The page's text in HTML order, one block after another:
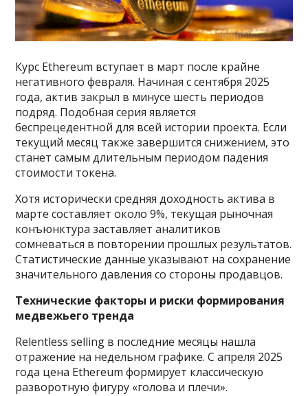
Курс Ethereum вступает в март после крайне
негативного февраля. Начиная с сентября 2025
года, актив закрыл в минусе шесть периодов
подряд. Подобная серия является
беспрецедентной для всей истории проекта. Если
текущий месяц также завершится снижением, это
станет самым длительным периодом падения
стоимости токена.
Хотя исторически средняя доходность актива в
марте составляет около 9%, текущая рыночная
конъюнктура заставляет аналитиков
сомневаться в повторении прошлых результатов.
Статистические данные указывают на сохранение
значительного давления со стороны продавцов.
Технические факторы и риски формирования
медвежьего тренда
Relentless selling в последние месяцы нашла
отражение на недельном графике. С апреля 2025
года цена Ethereum формирует классическую
разворотную фигуру «голова и плечи».